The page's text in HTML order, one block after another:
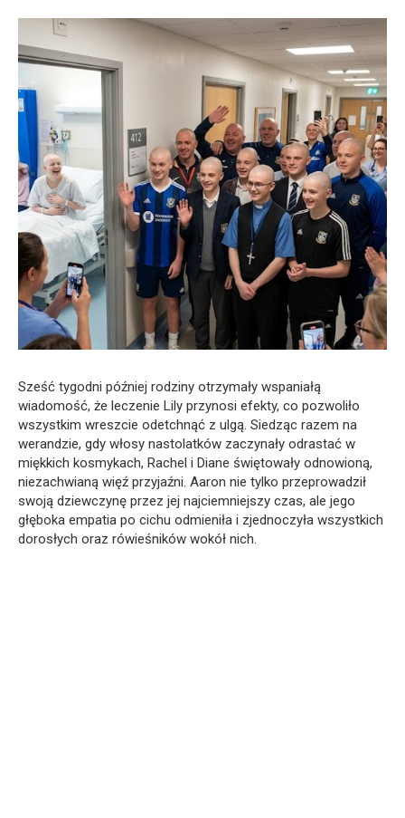
Sześć tygodni później rodziny otrzymały wspaniałą
wiadomość, że leczenie Lily przynosi efekty, co pozwoliło
wszystkim wreszcie odetchnąć z ulgą. Siedząc razem na
werandzie, gdy włosy nastolatków zaczynały odrastać w
miękkich kosmykach, Rachel i Diane świętowały odnowioną,
niezachwianą więź przyjaźni. Aaron nie tylko przeprowadził
swoją dziewczynę przez jej najciemniejszy czas, ale jego
głęboka empatia po cichu odmieniła i zjednoczyła wszystkich
dorosłych oraz rówieśników wokół nich.